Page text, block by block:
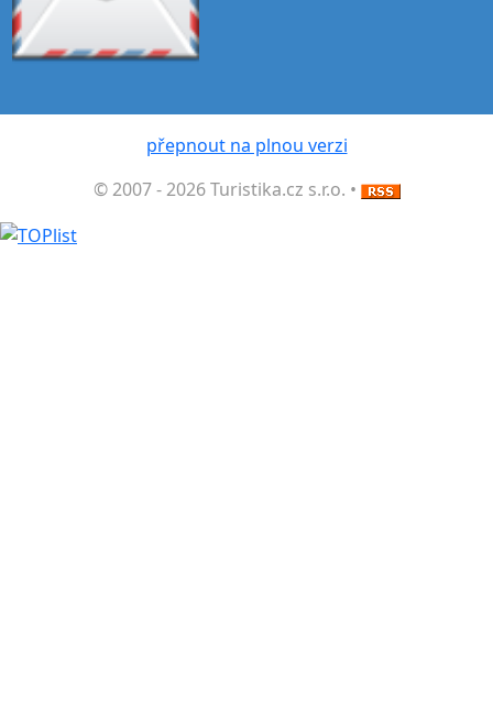
přepnout na plnou verzi
© 2007 - 2026 Turistika.cz s.r.o. •